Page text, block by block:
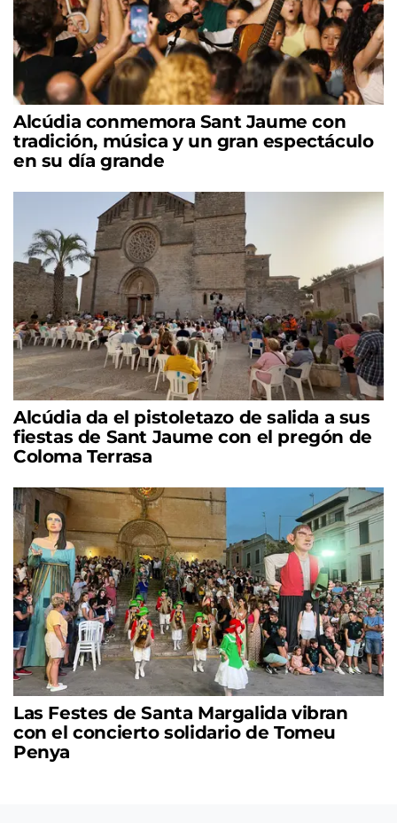
Alcúdia conmemora Sant Jaume con
tradición, música y un gran espectáculo
en su día grande
Alcúdia da el pistoletazo de salida a sus
fiestas de Sant Jaume con el pregón de
Coloma Terrasa
Las Festes de Santa Margalida vibran
con el concierto solidario de Tomeu
Penya